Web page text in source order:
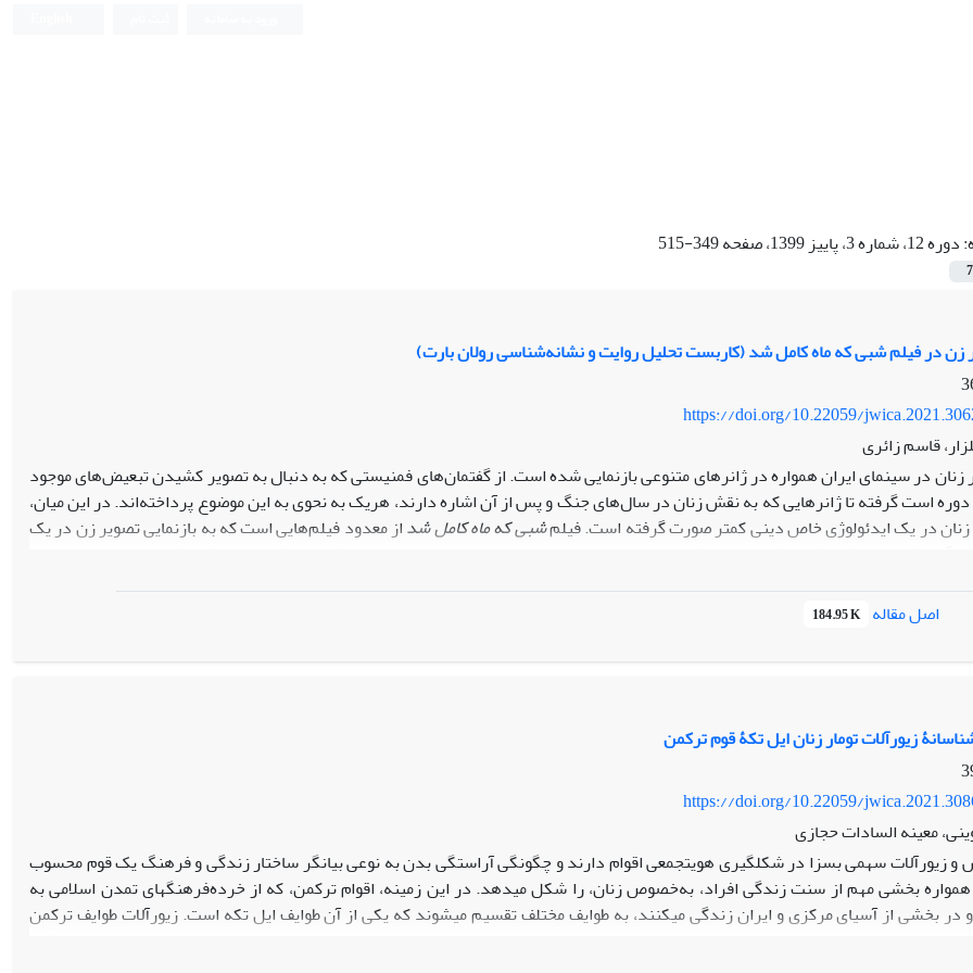
دوره 12، شماره 3، پاییز 1399، صفحه 349-515
7
زن در فیلم شبی که ماه کامل شد (کاربست تحلیل روایت و نشانه‌شناسی رولان بارت)
https://doi.org/10.22059/
قاسم زائری
زنان در سینمای ایران همواره در ژانرهای متنوعی بازنمایی شده است. از گفتمان‌های فمنیستی که به دنبال به تصویر کشیدن تبعیض‌های موجود
است گرفته تا ژانرهایی که به نقش زنان در سال‌های جنگ و پس از آن اشاره دارند، هر‌یک به نحوی به این موضوع پرداخته‌اند. در این میان،
زنان در یک ایدئولوژی خاص دینی کمتر صورت گرفته است. فیلمشبی که ماه کامل شداز معدود فیلم‌هایی است که به بازنمایی تصویر زن در یک
(گروهک طالبان) در قالب یک روایت عاشقانه پرداخته است. به همین منظور، در این مقاله با ترکیب روش تحلیل نشانه‌شناختی و تحلیل روایت
و بازنمایی تصویر زن در این فیلم خواهیم بود. نتایج تحلیل گویای آن‌اند که کارگردان اثر با روایت دراماتیک یک عضو ارشد گروهک طالبان
تأثیر ایدئولوژیک تفکری است که در آن هیچ مانعی نمی‌تواند جلودار دستیابی به هدف مقدس و والای اعضای گروه طالبان بشود. این تصویر از
روایت می‌شود که انسانِ دینی حتی باید برای رسیدن به اهداف، از زن (معشوقه) و فرزند خویش نیز گذر کند و دل‌مشغولی‌های آن‌ها نباید او را
مأموریت‌هایی بازدارد که گروه طالبان برای آن‌ها در نظر گرفته است. درنتیجه، تصویر زن در این گروهک موجودی بی‌ارزش در مقابل ارزش‌ها و
اصل مقاله 184.95 K
زیورآلات تومار زنان ایل تکۀ قوم ترکمن
https://doi.org/10.22059/
معینه السادات حجازی
زیورآلات سهمی بسزا در شکل‏گیری هویت‏جمعی اقوام دارند و چگونگی آراستگی بدن به نوعی بیانگر ساختار زندگی و فرهنگ یک قوم محسوب
بخشی مهم از سنت زندگی افراد، به‌خصوص زنان، را شکل می‏دهد. در این زمینه، اقوام ترکمن، که از خرده‌فرهنگ‏های تمدن ‏اسلامی به‏
در بخشی از آسیای ‏مرکزی و ایران زندگی می‏کنند، به طوایف مختلف تقسیم می‏شوند که یکی از آن طوایف ایل تکه است. زیورآلات طوایف ترکمن
خاصی دارند که ضمن حفظ هویت ‏جمعی قوم ترکمن، هویت ایل خود را نیز متمایز می‏کند. زنان قوم تکه، زیوری به نام تومار دارند که به‌عنوان قاب
زینت زنان ایل است. این مقاله در نظر دارد به مطالعة نشانه‏های هویتی، باوری و آیینی «زیورِتومار» بپردازد. اینکه چه لایه‏های نشانه‏شناسانه‏ای در